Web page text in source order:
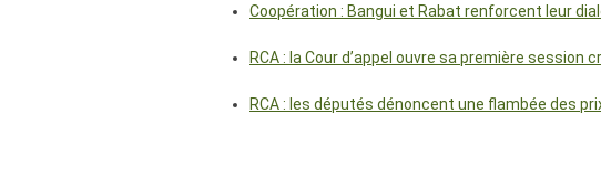
Coopération : Bangui et Rabat renforcent leur
RCA : la Cour d’appel ouvre sa première session
RCA : les députés dénoncent une flambée des